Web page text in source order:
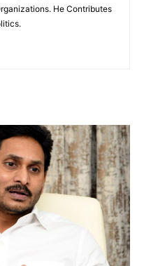
He Contributes